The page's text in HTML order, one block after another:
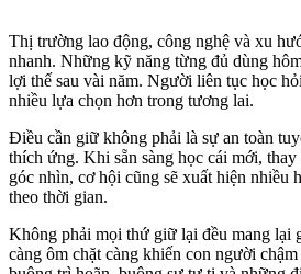
Thị trường lao động, công nghệ và xu
nhanh. Những kỹ năng từng đủ dùng
lợi thế sau vài năm. Người liên tục học
nhiều lựa chọn hơn trong tương lai.
Điều cần giữ không phải là sự an toàn
thích ứng. Khi sẵn sàng học cái mới,
góc nhìn, cơ hội cũng sẽ xuất hiện nhiều
theo thời gian.
Không phải mọi thứ giữ lại đều mang lại
càng ôm chặt càng khiến con người